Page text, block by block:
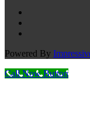
Powered By
Call Now Button